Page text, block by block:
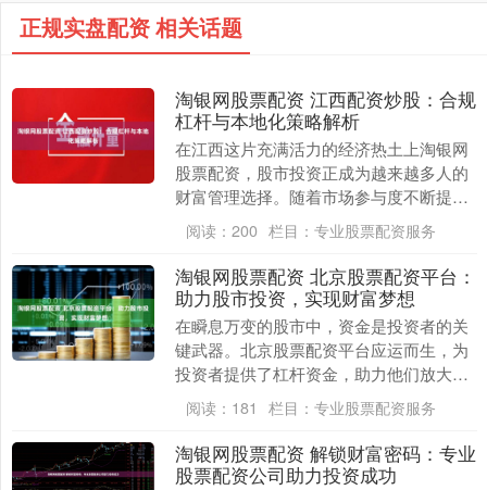
正规实盘配资 相关话题
淘银网股票配资 江西配资炒股：合规
杠杆与本地化策略解析
在江西这片充满活力的经济热土上淘银网
股票配资，股市投资正成为越来越多人的
财富管理选择。随着市场参与度不断提
升，“配资炒股”这一话题逐渐进入投资者
视野。如何在控制....
阅读： 200 栏目： 专业股票配资服务
淘银网股票配资 北京股票配资平台：
助力股市投资，实现财富梦想
在瞬息万变的股市中，资金是投资者的关
键武器。北京股票配资平台应运而生，为
投资者提供了杠杆资金，助力他们放大收
益淘银网股票配资，实现财富梦想。 * **
资金杠杆：....
阅读： 181 栏目： 专业股票配资服务
淘银网股票配资 解锁财富密码：专业
股票配资公司助力投资成功